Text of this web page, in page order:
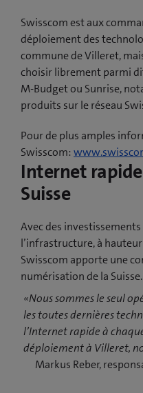
Swisscom est aux
déploiement des
commune de Villeret,
choisir librement parmi
M-Budget ou Sunrise,
produits sur le réseau
Pour de plus amples
Swisscom:
Internet
Suisse
Avec des
l’infrastructure, à
Swisscom apporte une
numérisation de la Suisse.
«Nous sommes le seul
les toutes dernières
l’Internet rapide à
déploiement à Villeret,
Markus Reber,